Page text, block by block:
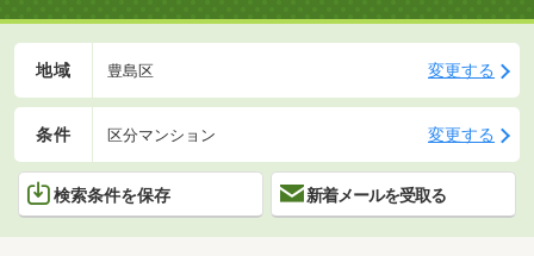
地域 豊島区 変更する
条件 区分マンション 変更する
検索条件を保存 新着メールを受取る